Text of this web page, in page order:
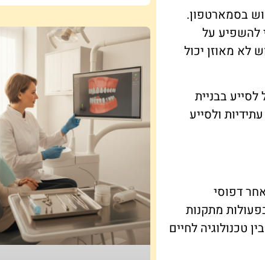
בסמארטפון.
להשפיע על
לא מאוזן יכול
בבניית
ולסייע
דפוסי
מתקנות
טכנולוגיה לחיים